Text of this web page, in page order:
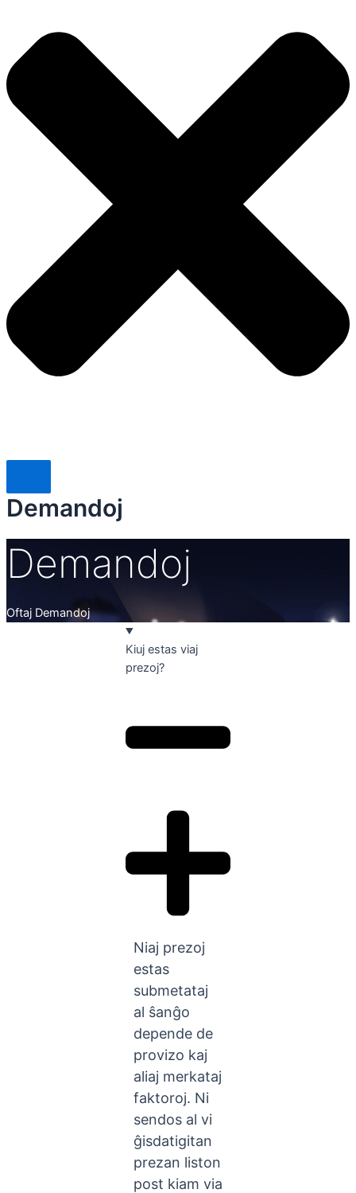
Demandoj
Demandoj
Oftaj Demandoj
Kiuj estas viaj
prezoj?
Niaj prezoj
estas
submetataj
al ŝanĝo
depende de
provizo kaj
aliaj merkataj
faktoroj. Ni
sendos al vi
ĝisdatigitan
prezan liston
post kiam via